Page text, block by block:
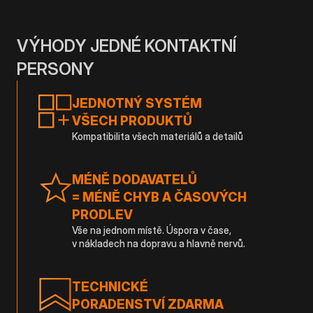
VÝHODY JEDNÉ KONTAKTNÍ
PERSONY
JEDNOTNÝ SYSTÉM
VŠECH PRODUKTŮ
Kompatibilita všech materiálů a detailů
MÉNĚ DODAVATELŮ
= MÉNĚ CHYB A ČASOVÝCH
PRODLEV
Vše na jednom místě. Úspora v čase,
v nákladech na dopravu a hlavně nervů.
TECHNICKÉ
PORADENSTVÍ ZDARMA